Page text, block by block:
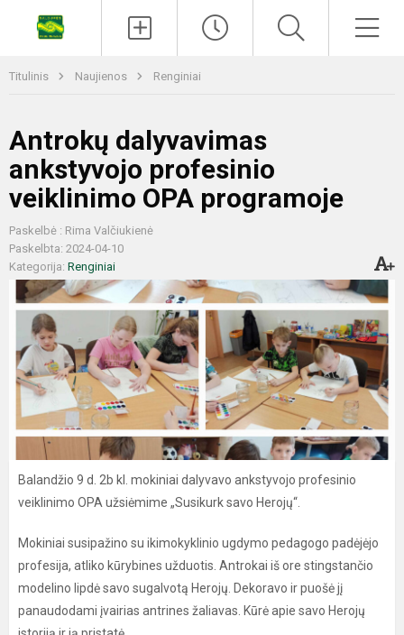
Titulinis Naujienos Renginiai
Antrokų dalyvavimas
ankstyvojo profesinio
veiklinimo OPA programoje
Paskelbė : Rima Valčiukienė
Paskelbta: 2024-04-10
Kategorija: Renginiai
Balandžio 9 d. 2b kl. mokiniai dalyvavo ankstyvojo profesinio
veiklinimo OPA užsiėmime „Susikurk savo Herojų“.
Mokiniai susipažino su ikimokyklinio ugdymo pedagogo padėjėjo
profesija, atliko kūrybines užduotis. Antrokai iš ore stingstančio
modelino lipdė savo sugalvotą Herojų. Dekoravo ir puošė jį
panaudodami įvairias antrines žaliavas. Kūrė apie savo Herojų